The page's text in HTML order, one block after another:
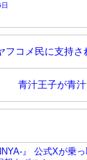
フコメ民に支持
青汁王子が青
』 公式Xが乗っ